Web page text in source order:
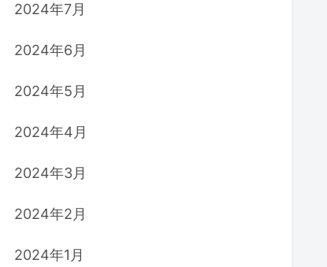
2024年7月
2024年6月
2024年5月
2024年4月
2024年3月
2024年2月
2024年1月